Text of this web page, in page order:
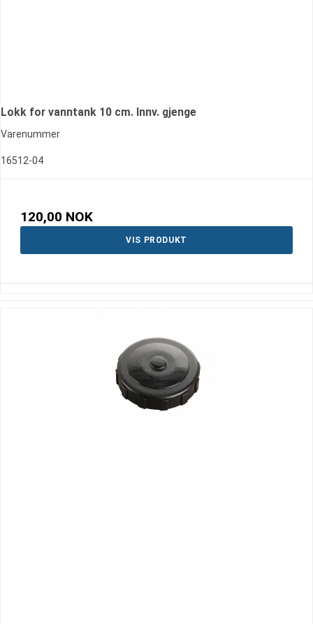
Lokk for vanntank 10 cm. Innv. gjenge
Varenummer
16512-04
120,00 NOK
VIS PRODUKT